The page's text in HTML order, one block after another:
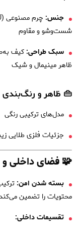
جنس:
شست‌وشو و مقاوم
سبک طراحی:
ظاهر مینیمال و شیک
👜 ظاهر و رنگ‌بندی
مدل‌های ترکیبی رنگی
جزئیات فلزی طلایی
🧩 فضای داخلی و
بسته شدن امن:
محتویات را تضمین
تقسیمات داخلی: